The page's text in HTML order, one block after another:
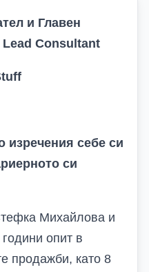
и Главен
Consultant
изречения себе си
си
Михайлова и
опит в
продажби, като 8